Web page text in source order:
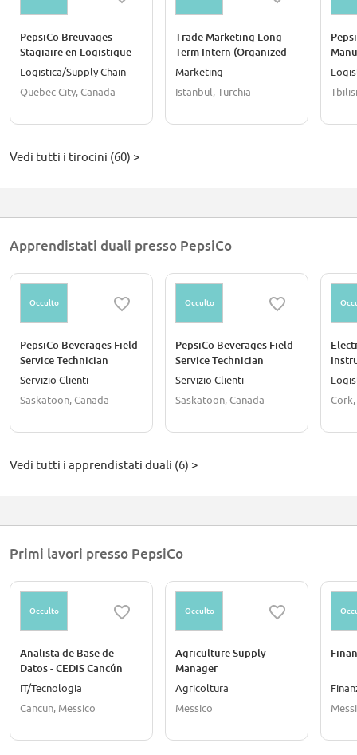
PepsiCo Breuvages
Stagiaire en Logistique
(Entrepôt)
Logistica/Supply Chain
Quebec City, Canada
Trade Marketing Long-
Term Intern (Organized
Trade / Full-Time)
Marketing
Istanbul, Turchia
Vedi tutti i tirocini (60) >
Apprendistati duali presso PepsiCo
Occulto
PepsiCo Beverages Field
Service Technician
(Saskatoon)
Servizio Clienti
Saskatoon, Canada
Occulto
PepsiCo Beverages Field
Service Technician
(Saskatoon)
Servizio Clienti
Saskatoon, Canada
Vedi tutti i apprendistati duali (6) >
Primi lavori presso PepsiCo
Occulto
Analista de Base de
Datos - CEDIS Cancún
IT/Tecnologia
Cancun, Messico
Occulto
Agriculture Supply
Manager
Agricoltura
Messico